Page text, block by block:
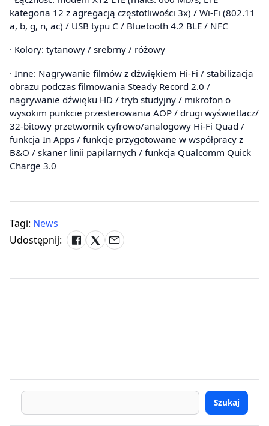
kategoria 12 z agregacją częstotliwości 3x) / Wi-Fi (802.11
a, b, g, n, ac) / USB typu C / Bluetooth 4.2 BLE / NFC
· Kolory: tytanowy / srebrny / różowy
· Inne: Nagrywanie filmów z dźwiękiem Hi-Fi / stabilizacja
obrazu podczas filmowania Steady Record 2.0 /
nagrywanie dźwięku HD / tryb studyjny / mikrofon o
wysokim punkcie przesterowania AOP / drugi wyświetlacz/
32-bitowy przetwornik cyfrowo/analogowy Hi-Fi Quad /
funkcja In Apps / funkcje przygotowane w współpracy z
B&O / skaner linii papilarnych / funkcja Qualcomm Quick
Charge 3.0
Tagi: News
Udostępnij:
Szukaj